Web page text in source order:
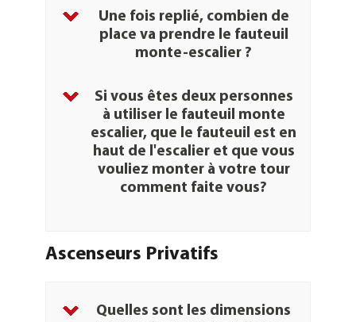
monte-
escaliers
Normes Européennes
Saulière
Une fois replié, combien de
place va prendre le fauteuil
monte-escalier ?
monte-escaliers
Si vous êtes deux personnes
à utiliser le fauteuil monte
escalier, que le fauteuil est en
haut de l'escalier et que vous
vouliez monter à votre tour
comment faite vous?
Ascenseurs Privatifs
Quelles sont les dimensions